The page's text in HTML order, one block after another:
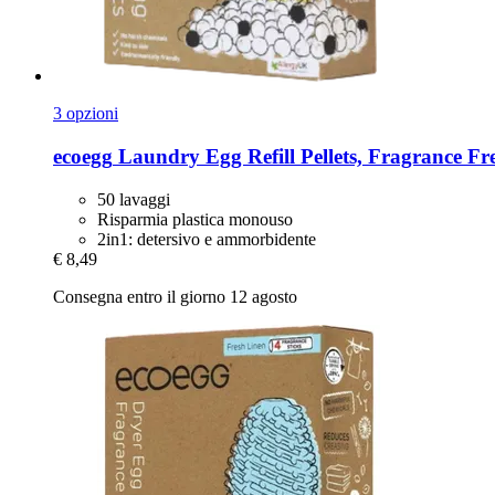
3 opzioni
ecoegg Laundry Egg Refill Pellets, Fragrance
50 lavaggi
Risparmia plastica monouso
2in1: detersivo e ammorbidente
€ 8,49
Consegna entro il giorno 12 agosto